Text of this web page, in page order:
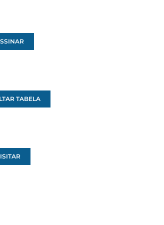
TABELA